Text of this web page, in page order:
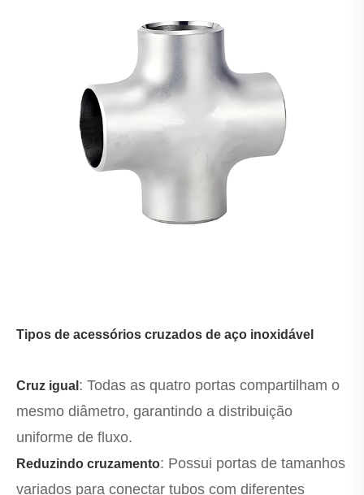
Tipos de acessórios cruzados de aço inoxidável
Cruz igual : Todas as quatro portas compartilham o
mesmo diâmetro, garantindo a distribuição
uniforme de fluxo.
Reduzindo cruzamento: Possui portas de tamanhos
variados para conectar tubos com diferentes